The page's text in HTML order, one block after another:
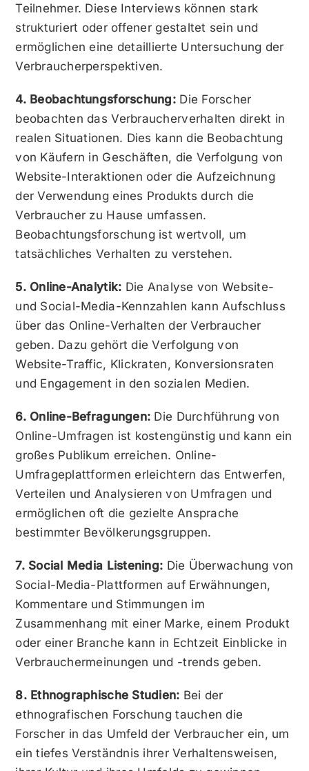
Teilnehmer. Diese Interviews können stark
strukturiert oder offener gestaltet sein und
ermöglichen eine detaillierte Untersuchung der
Verbraucherperspektiven.
4. Beobachtungsforschung: Die Forscher
beobachten das Verbraucherverhalten direkt in
realen Situationen. Dies kann die Beobachtung
von Käufern in Geschäften, die Verfolgung von
Website-Interaktionen oder die Aufzeichnung
der Verwendung eines Produkts durch die
Verbraucher zu Hause umfassen.
Beobachtungsforschung ist wertvoll, um
tatsächliches Verhalten zu verstehen.
5. Online-Analytik: Die Analyse von Website-
und Social-Media-Kennzahlen kann Aufschluss
über das Online-Verhalten der Verbraucher
geben. Dazu gehört die Verfolgung von
Website-Traffic, Klickraten, Konversionsraten
und Engagement in den sozialen Medien.
6. Online-Befragungen: Die Durchführung von
Online-Umfragen ist kostengünstig und kann ein
großes Publikum erreichen. Online-
Umfrageplattformen erleichtern das Entwerfen,
Verteilen und Analysieren von Umfragen und
ermöglichen oft die gezielte Ansprache
bestimmter Bevölkerungsgruppen.
7. Social Media Listening: Die Überwachung von
Social-Media-Plattformen auf Erwähnungen,
Kommentare und Stimmungen im
Zusammenhang mit einer Marke, einem Produkt
oder einer Branche kann in Echtzeit Einblicke in
Verbrauchermeinungen und -trends geben.
8. Ethnographische Studien: Bei der
ethnografischen Forschung tauchen die
Forscher in das Umfeld der Verbraucher ein, um
ein tiefes Verständnis ihrer Verhaltensweisen,